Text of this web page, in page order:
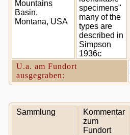
Mountains
Basin,
Montana, USA
specimens"
many of the
types are
described in
Simpson
1936c
U.a. am Fundort
ausgegraben:
Sammlung
Kommentar
zum
Fundort